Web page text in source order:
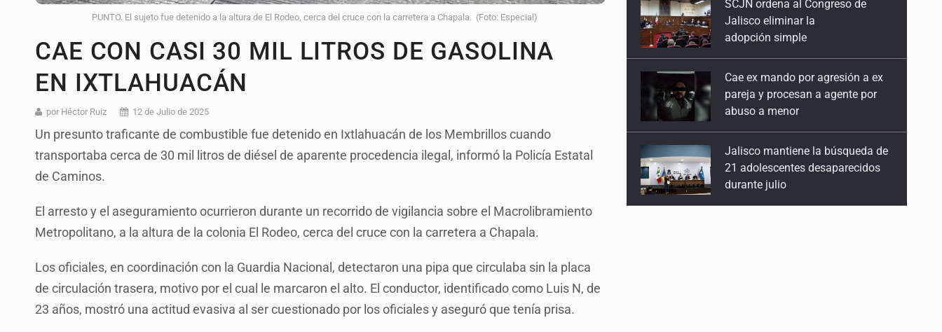
PUNTO. El sujeto fue detenido a la altura de El Rodeo, cerca del cruce con la carretera a Chapala. (Foto: Especial)
CAE CON CASI 30 MIL LITROS DE GASOLINA
EN IXTLAHUACÁN
por Héctor Ruiz 12 de Julio de 2025
Un presunto traficante de combustible fue detenido en Ixtlahuacán de los Membrillos cuando
transportaba cerca de 30 mil litros de diésel de aparente procedencia ilegal, informó la Policía Estatal
de Caminos.
El arresto y el aseguramiento ocurrieron durante un recorrido de vigilancia sobre el Macrolibramiento
Metropolitano, a la altura de la colonia El Rodeo, cerca del cruce con la carretera a Chapala.
Los oficiales, en coordinación con la Guardia Nacional, detectaron una pipa que circulaba sin la placa
de circulación trasera, motivo por el cual le marcaron el alto. El conductor, identificado como Luis N, de
23 años, mostró una actitud evasiva al ser cuestionado por los oficiales y aseguró que tenía prisa.
Cae ex mando por agresión a ex
pareja y procesan a agente por
abuso a menor
Jalisco mantiene la búsqueda de
21 adolescentes desaparecidos
durante julio
SSPC, participa en búsqueda de
Ricardo Cabezas Talavera